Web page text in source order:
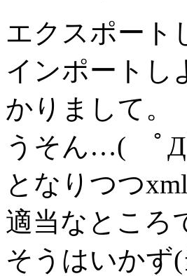
エクスポート
インポートし
かりまして。
うそん…( ﾟД
となりつつ
適当なところ
そうはいかず